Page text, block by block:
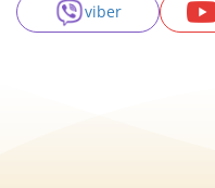
viber